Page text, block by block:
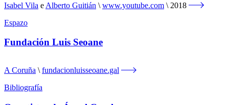
Isabel Vila e Alberto Guitián www.youtube.com
2018
Espazo
Fundación Luis Seoane
A Coruña
fundacionluisseoane.gal
Bibliografía